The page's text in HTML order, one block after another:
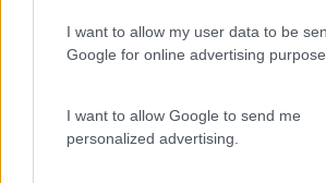
I want to allow my user data to be
Google for online advertising
I want to allow Google to send me
personalized advertising.
FORMAÇÕES À
MEDIDA